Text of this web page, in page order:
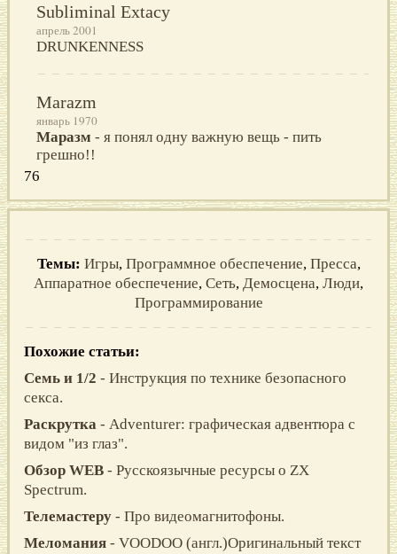
Subliminal Extacy
апрель 2001
DRUNKENNESS
Marazm
январь 1970
Маразм - я понял одну важную вещь - пить
грешно!!
76
Темы: Игры, Программное обеспечение, Пресса,
Аппаратное обеспечение, Сеть, Демосцена, Люди,
Программирование
Похожие статьи:
Семь и 1/2 - Инструкция по технике безопасного
секса.
Раскрутка - Adventurer: графическая адвентюра с
видом "из глаз".
Обзор WEB - Русскоязычные ресурсы о ZX
Spectrum.
Телемастеру - Про видеомагнитофоны.
Меломания - VOODOO (англ.)Оригинальный текст